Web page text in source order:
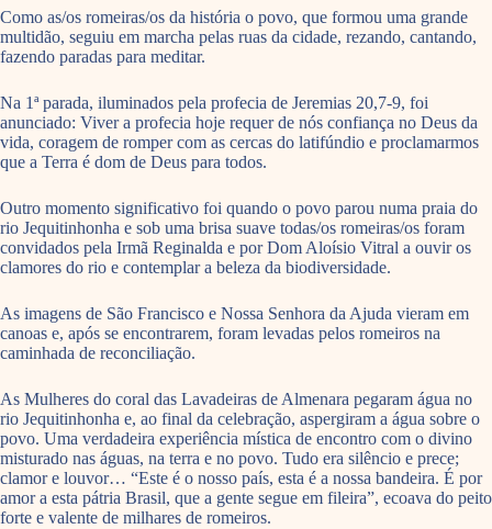
Como as/os romeiras/os da história o povo, que formou uma grande
multidão, seguiu em marcha pelas ruas da cidade, rezando, cantando,
fazendo paradas para meditar.
Na 1ª parada, iluminados pela profecia de Jeremias 20,7-9, foi
anunciado: Viver a profecia hoje requer de nós confiança no Deus da
vida, coragem de romper com as cercas do latifúndio e proclamarmos
que a Terra é dom de Deus para todos.
Outro momento significativo foi quando o povo parou numa praia do
rio Jequitinhonha e sob uma brisa suave todas/os romeiras/os foram
convidados pela Irmã Reginalda e por Dom Aloísio Vitral a ouvir os
clamores do rio e contemplar a beleza da biodiversidade.
As imagens de São Francisco e Nossa Senhora da Ajuda vieram em
canoas e, após se encontrarem, foram levadas pelos romeiros na
caminhada de reconciliação.
As Mulheres do coral das Lavadeiras de Almenara pegaram água no
rio Jequitinhonha e, ao final da celebração, aspergiram a água sobre o
povo. Uma verdadeira experiência mística de encontro com o divino
misturado nas águas, na terra e no povo. Tudo era silêncio e prece;
clamor e louvor… “Este é o nosso país, esta é a nossa bandeira. É por
amor a esta pátria Brasil, que a gente segue em fileira”, ecoava do peito
forte e valente de milhares de romeiros.